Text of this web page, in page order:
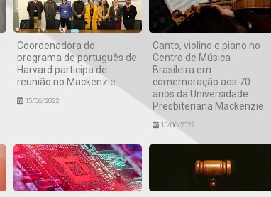
Coordenadora do
programa de português de
Harvard participa de
reunião no Mackenzie
15/06/2022
Canto, violino e piano no
Centro de Música
Brasileira em
comemoração aos 70
anos da Universidade
Presbiteriana Mackenzie
15/06/2022